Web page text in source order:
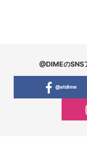
@DIMEのSNS
@atdime